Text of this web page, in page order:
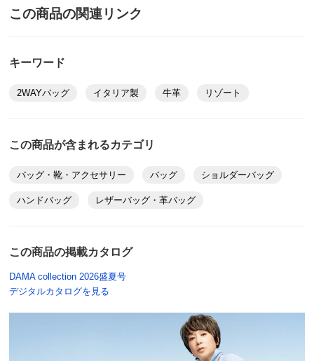
この商品の関連リンク
キーワード
2WAYバッグ イタリア製 牛革 リゾート
この商品が含まれるカテゴリ
バッグ・靴・アクセサリー バッグ ショルダーバッグ
ハンドバッグ レザーバッグ・革バッグ
この商品の掲載カタログ
DAMA collection 2026盛夏号
デジタルカタログを見る